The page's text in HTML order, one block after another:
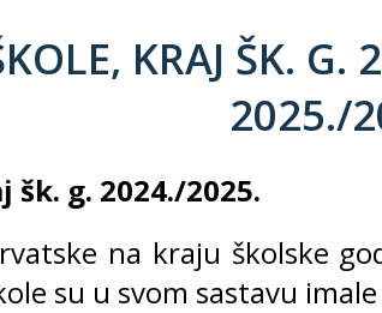
KRAJ ŠK.
2025./
šk. g. 2024./2025.
na kraju školske
su u svom sastavu